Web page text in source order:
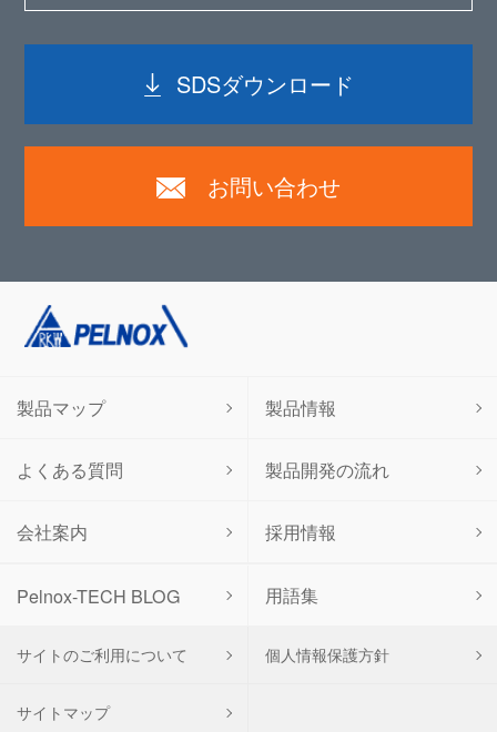
SDSダウンロード
お問い合わせ
Pelnox-TECH BLOG 用語集
製品マップ 製品情報
よくある質問 製品開発の流れ
会社案内 採用情報
サイトのご利用について 個人情報保護方針
サイトマップ